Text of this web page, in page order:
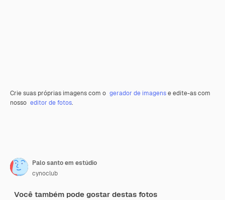
Crie suas próprias imagens com o gerador de imagense edite-as com
nosso editor de fotos.
Palo santo em estúdio
cynoclub
Você também pode gostar destas fotos